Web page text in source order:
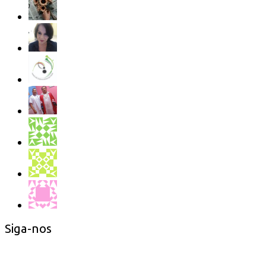
Siga-nos